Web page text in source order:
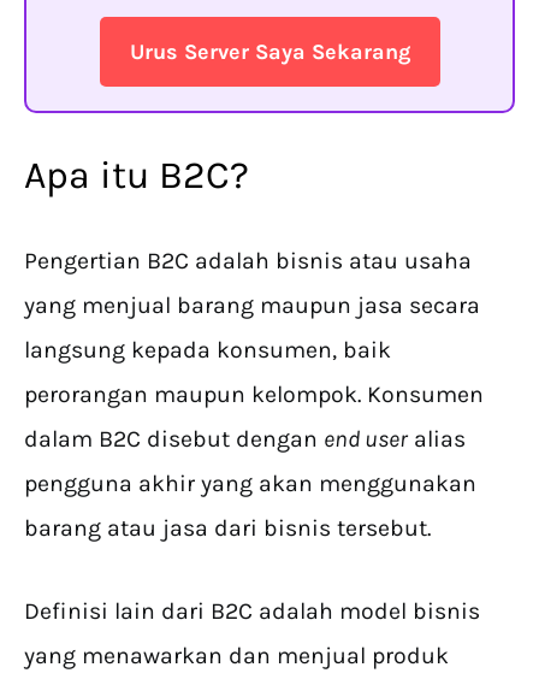
Urus Server Saya Sekarang
Apa itu B2C?
Pengertian B2C adalah bisnis atau usaha
yang menjual barang maupun jasa secara
langsung kepada konsumen, baik
perorangan maupun kelompok. Konsumen
dalam B2C disebut dengan end user alias
pengguna akhir yang akan menggunakan
barang atau jasa dari bisnis tersebut.
Definisi lain dari B2C adalah model bisnis
yang menawarkan dan menjual produk